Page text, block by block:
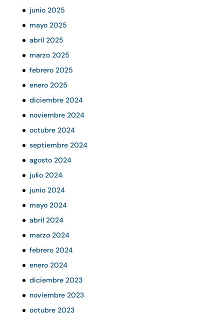
junio 2025
mayo 2025
abril 2025
marzo 2025
febrero 2025
enero 2025
diciembre 2024
noviembre 2024
octubre 2024
septiembre 2024
agosto 2024
julio 2024
junio 2024
mayo 2024
abril 2024
marzo 2024
febrero 2024
enero 2024
diciembre 2023
noviembre 2023
octubre 2023